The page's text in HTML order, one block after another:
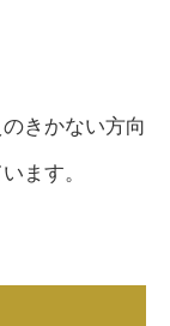
きかない方向
ます。